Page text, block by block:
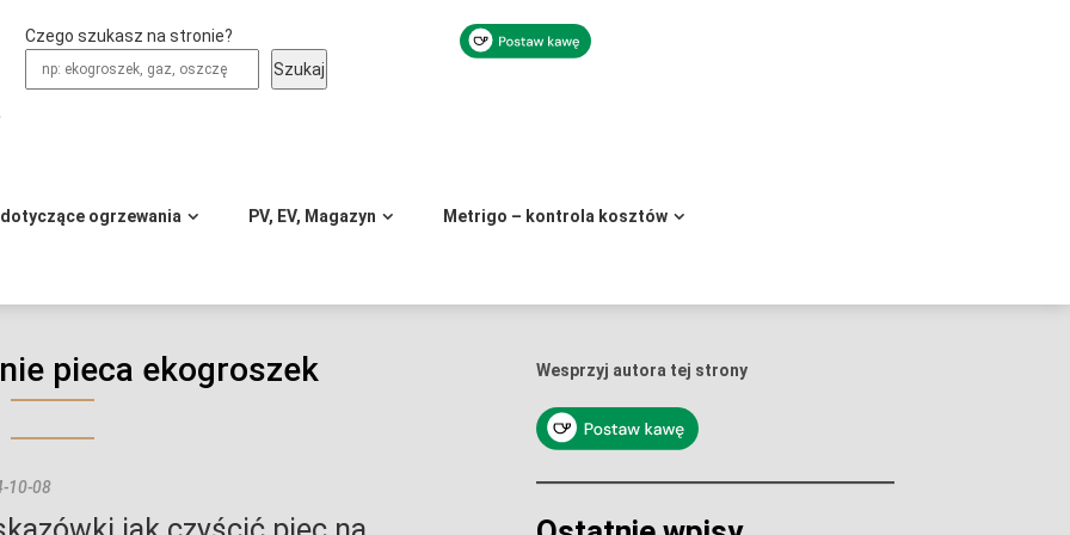
Czego szukasz na stronie?
Szukaj
ogrzewania PV, EV, Magazyn Metrigo – kontrola kosztów
pieca ekogroszek
10-08
Wesprzyj autora tej strony